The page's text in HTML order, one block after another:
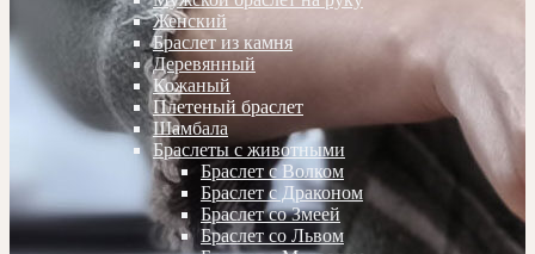
Женский
Браслет из камня
Деревянный
Кожаный
Плетеный браслет
Шамбала
Браслеты с животными
Браслет с Волком
Браслет с Драконом
Браслет со Змеей
Браслет со Львом